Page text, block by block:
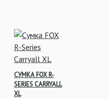
СУМКА FOX R-
SERIES CARRYALL
XL